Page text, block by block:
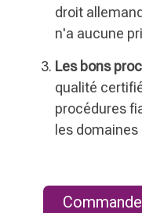
droit
n'a aucune
Les bons
qualité
procédures
les domaines